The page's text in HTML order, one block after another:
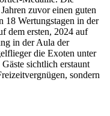
zuvor einen guten
18 Wertungstagen in der
dem ersten, 2024 auf
in der Aula der
die Exoten unter
sichtlich erstaunt
sondern